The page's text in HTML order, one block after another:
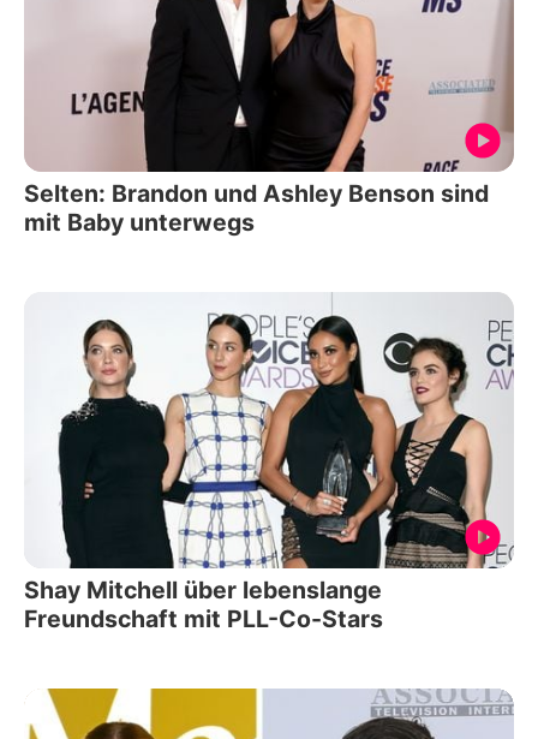
Selten: Brandon und Ashley Benson sind
mit Baby unterwegs
Shay Mitchell über lebenslange
Freundschaft mit PLL-Co-Stars